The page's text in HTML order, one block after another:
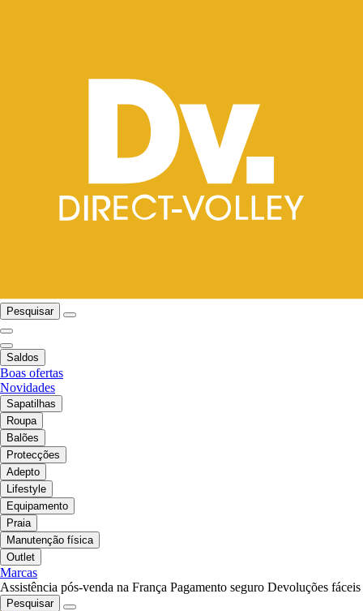
Pesquisar
Saldos
Boas ofertas
Novidades
Sapatilhas
Roupa
Balões
Protecções
Adepto
Lifestyle
Equipamento
Praia
Manutenção física
Outlet
Marcas
Assistência pós-venda na França Pagamento seguro Devoluções fáceis
Pesquisar